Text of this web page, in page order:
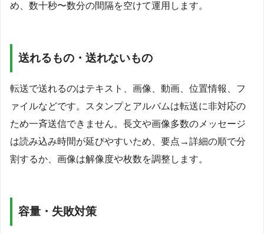
め、数十秒〜数分の間隔を空けて運用します。
送れるもの・送れないもの
転送で送れるのはテキスト、画像、動画、位置情報、フ
ァイルなどです。スタンプとアルバムは転送に非対応の
ため一斉送信できません。長文や画像多数のメッセージ
は読み込み時間が延びやすいため、要点→詳細の順で分
割するか、画像は解像度や枚数を調整します。
容量・失敗対策